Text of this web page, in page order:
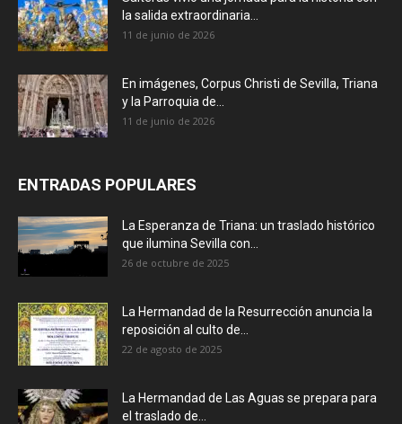
la salida extraordinaria...
11 de junio de 2026
En imágenes, Corpus Christi de Sevilla, Triana
y la Parroquia de...
11 de junio de 2026
ENTRADAS POPULARES
La Esperanza de Triana: un traslado histórico
que ilumina Sevilla con...
26 de octubre de 2025
La Hermandad de la Resurrección anuncia la
reposición al culto de...
22 de agosto de 2025
La Hermandad de Las Aguas se prepara para
el traslado de...